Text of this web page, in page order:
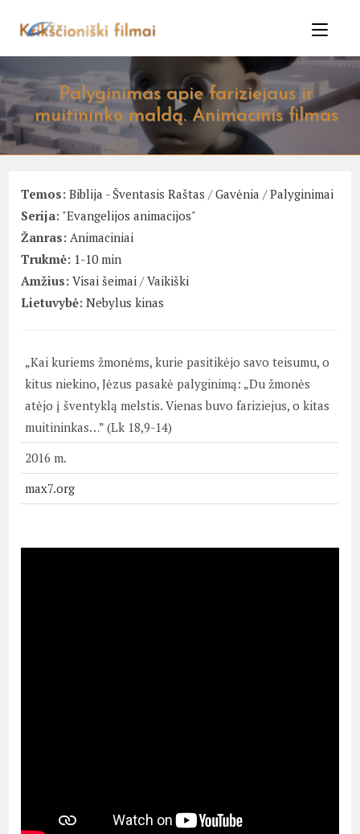
Palyginimas apie fariziejaus ir
muitininko maldą. Animacinis filmas
Temos: Biblija - Šventasis Raštas /Gavėnia /Palyginimai
Serija: "Evangelijos animacijos"
Žanras: Animaciniai
Trukmė: 1-10 min
Amžius: Visai šeimai /Vaikiški
Lietuvybė: Nebylus kinas
„Kai kuriems žmonėms, kurie pasitikėjo savo teisumu, o
kitus niekino, Jėzus pasakė palyginimą: „Du žmonės
atėjo į šventyklą melstis. Vienas buvo fariziejus, o kitas
muitininkas…” (Lk 18,9-14)
2016 m.
max7.org